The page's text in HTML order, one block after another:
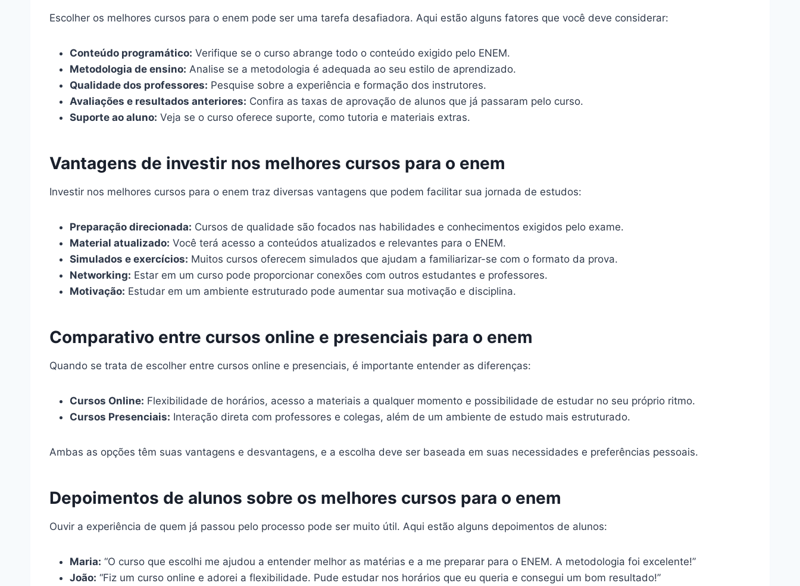
Escolher os melhores cursos para o enem pode ser uma tarefa desafiadora. Aqui estão alguns fatores que você deve considerar:
Conteúdo programático: Verifique se o curso abrange todo o conteúdo exigido pelo ENEM.
Metodologia de ensino: Analise se a metodologia é adequada ao seu estilo de aprendizado.
Qualidade dos professores: Pesquise sobre a experiência e formação dos instrutores.
Avaliações e resultados anteriores: Confira as taxas de aprovação de alunos que já passaram pelo curso.
Suporte ao aluno: Veja se o curso oferece suporte, como tutoria e materiais extras.
Vantagens de investir nos melhores cursos para o enem
Investir nos melhores cursos para o enem traz diversas vantagens que podem facilitar sua jornada de estudos:
Preparação direcionada: Cursos de qualidade são focados nas habilidades e conhecimentos exigidos pelo exame.
Material atualizado: Você terá acesso a conteúdos atualizados e relevantes para o ENEM.
Simulados e exercícios: Muitos cursos oferecem simulados que ajudam a familiarizar-se com o formato da prova.
Networking: Estar em um curso pode proporcionar conexões com outros estudantes e professores.
Motivação: Estudar em um ambiente estruturado pode aumentar sua motivação e disciplina.
Comparativo entre cursos online e presenciais para o enem
Quando se trata de escolher entre cursos online e presenciais, é importante entender as diferenças:
Cursos Online: Flexibilidade de horários, acesso a materiais a qualquer momento e possibilidade de estudar no seu próprio ritmo.
Cursos Presenciais: Interação direta com professores e colegas, além de um ambiente de estudo mais estruturado.
Ambas as opções têm suas vantagens e desvantagens, e a escolha deve ser baseada em suas necessidades e preferências pessoais.
Depoimentos de alunos sobre os melhores cursos para o enem
Ouvir a experiência de quem já passou pelo processo pode ser muito útil. Aqui estão alguns depoimentos de alunos:
Maria: “O curso que escolhi me ajudou a entender melhor as matérias e a me preparar para o ENEM. A metodologia foi excelente!”
João: “Fiz um curso online e adorei a flexibilidade. Pude estudar nos horários que eu queria e consegui um bom resultado!”